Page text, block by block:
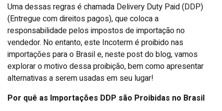
Uma dessas regras é chamada Delivery Duty Paid (DDP)
(Entregue com direitos pagos), que coloca a
responsabilidade pelos impostos de importação no
vendedor. No entanto, este Incoterm é proibido nas
importações para o Brasil e, neste post do blog, vamos
explorar o motivo dessa proibição, bem como apresentar
alternativas a serem usadas em seu lugar!
Por quê as Importações DDP são Proibidas no Brasil